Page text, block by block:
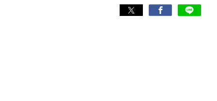
グ能力検定1級、漢字検定2級を所持。ゲームが持つ楽しさ
を、ツールにある便利さを伝わるライティングを心がけて